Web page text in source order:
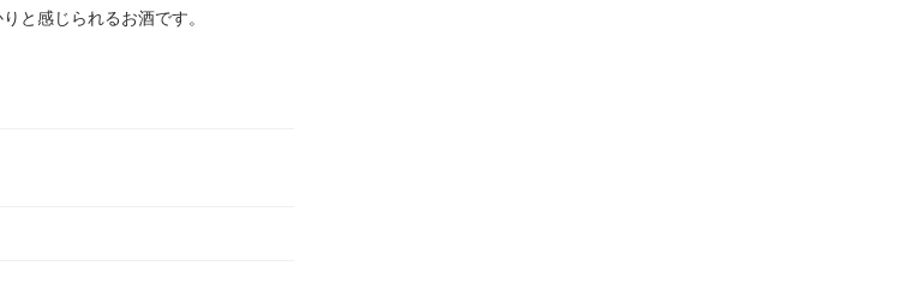
と感じられるお酒です。